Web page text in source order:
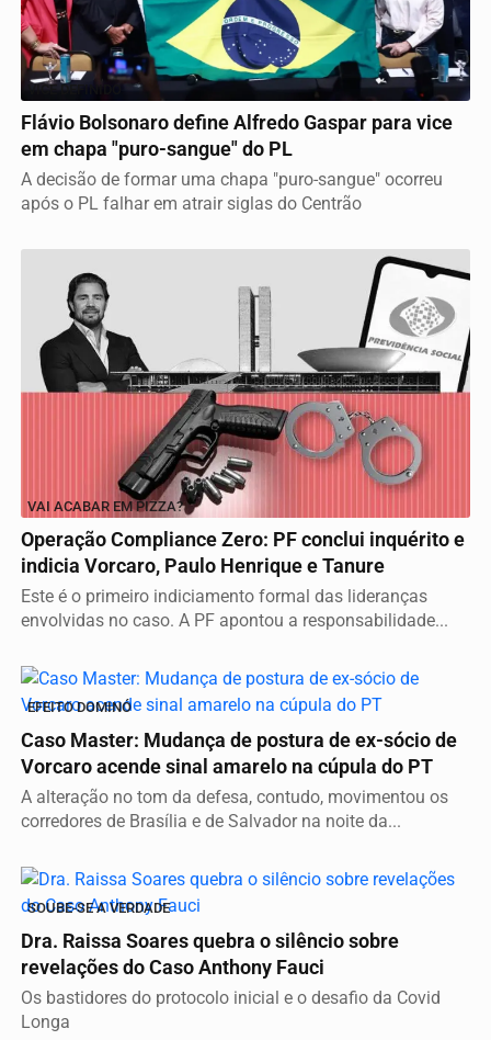
VICE DEFINIDO
Flávio Bolsonaro define Alfredo Gaspar para vice
em chapa "puro-sangue" do PL
A decisão de formar uma chapa "puro-sangue" ocorreu
após o PL falhar em atrair siglas do Centrão
VAI ACABAR EM PIZZA?
Operação Compliance Zero: PF conclui inquérito e
indicia Vorcaro, Paulo Henrique e Tanure
Este é o primeiro indiciamento formal das lideranças
envolvidas no caso. A PF apontou a responsabilidade...
EFEITO DOMINÓ
Caso Master: Mudança de postura de ex-sócio de
Vorcaro acende sinal amarelo na cúpula do PT
A alteração no tom da defesa, contudo, movimentou os
corredores de Brasília e de Salvador na noite da...
SOUBE-SE A VERDADE
Dra. Raissa Soares quebra o silêncio sobre
revelações do Caso Anthony Fauci
Os bastidores do protocolo inicial e o desafio da Covid
Longa